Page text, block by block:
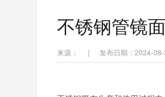
不锈钢管镜
来源： | 发布日期：2024-08-